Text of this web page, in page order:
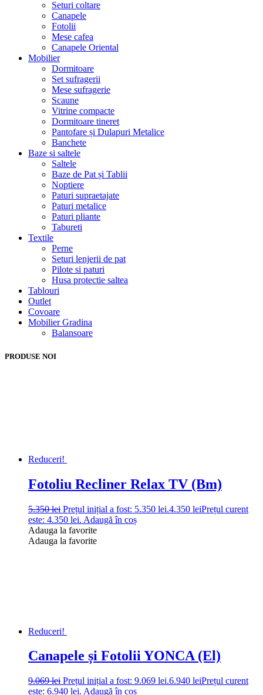
Seturi coltare
Canapele
Fotolii
Mese cafea
Canapele Oriental
Mobilier
Dormitoare
Set sufragerii
Mese sufragerie
Scaune
Vitrine compacte
Dormitoare tineret
Pantofare și Dulapuri Metalice
Banchete
Baze si saltele
Saltele
Baze de Pat și Tablii
Noptiere
Paturi supraetajate
Paturi metalice
Paturi pliante
Tabureti
Textile
Perne
Seturi lenjerii de pat
Pilote si paturi
Husa protectie saltea
Tablouri
Outlet
Covoare
Mobilier Gradina
Balansoare
PRODUSE NOI
Reduceri!
Fotoliu Recliner Relax TV (Bm)
5.350lei Prețul inițial a fost: 5.350 lei.4.350 leiPrețul curent
este: 4.350 lei. Adaugă în coș
Adauga la favorite
Adauga la favorite
Reduceri!
Canapele și Fotolii YONCA (El)
9.069lei Prețul inițial a fost: 9.069 lei.6.940 leiPrețul curent
este: 6.940 lei. Adaugă în coș